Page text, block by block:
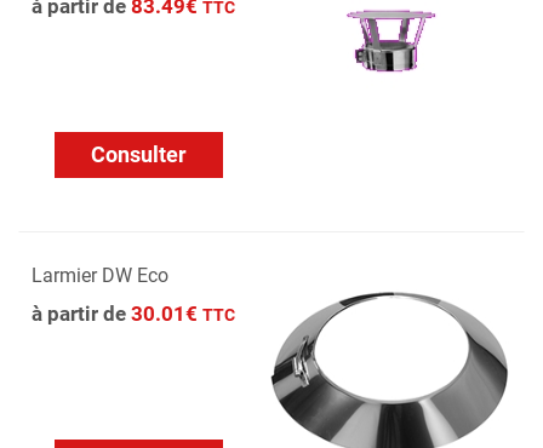
à partir de 83.49€ TTC
Consulter
Larmier DW Eco
à partir de 30.01€ TTC